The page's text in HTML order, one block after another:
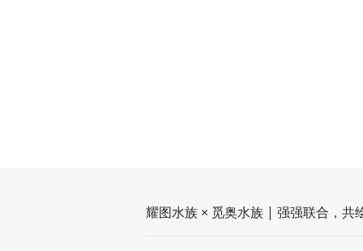
耀图水族 × 觅奥水族 | 强强联合，共